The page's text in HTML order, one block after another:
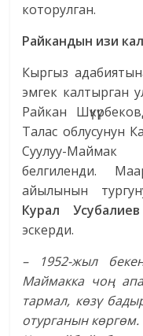
которулган.
Райкандын изи
Кыргыз
эмгек калтырган
Райкан
Талас облусунун
Суулуу-
белгиленди.
айылынын
Курал Усубалиев
эскерди.
– 1952-жыл
Маймакка чоң
тармал, көзү
отурганын